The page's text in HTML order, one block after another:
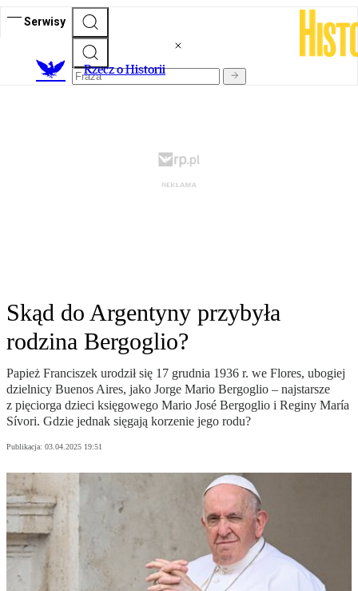
Serwisy
Rzecz o Historii
Skąd do Argentyny przybyła
rodzina Bergoglio?
Papież Franciszek urodził się 17 grudnia 1936 r. we Flores, ubogiej
dzielnicy Buenos Aires, jako Jorge Mario Bergoglio – najstarsze
z pięciorga dzieci księgowego Mario José Bergoglio i Reginy María
Sívori. Gdzie jednak sięgają korzenie jego rodu?
Publikacja: 03.04.2025 19:51